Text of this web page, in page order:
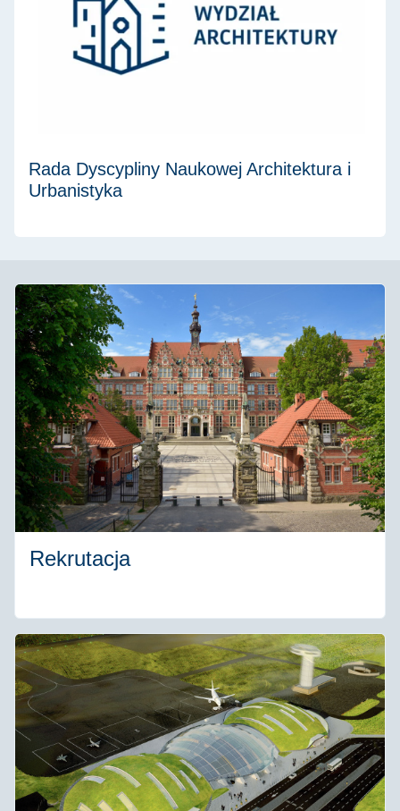
Rada Dyscypliny Naukowej Architektura i
Urbanistyka
Rekrutacja